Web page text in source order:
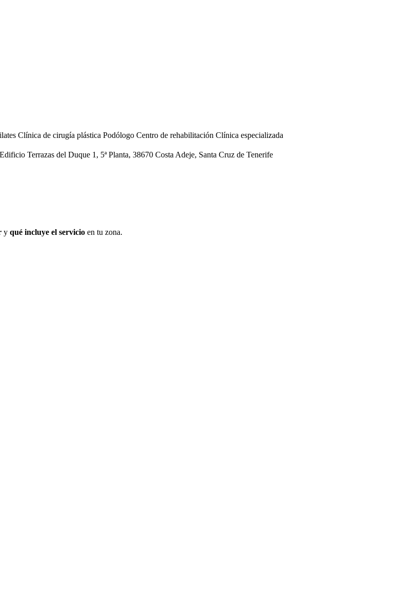
Clínica de cirugía plástica Podólogo Centro de rehabilitación Clínica especializada
Terrazas del Duque 1, 5ª Planta, 38670 Costa Adeje, Santa Cruz de Tenerife
y qué incluye el servicio en tu zona.